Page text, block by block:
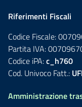
Riferimenti Fiscali
Codice Fiscale:
Partita IVA:
Codice iPA:c_h760
Cod. Univoco Fatt.:
Amministrazione